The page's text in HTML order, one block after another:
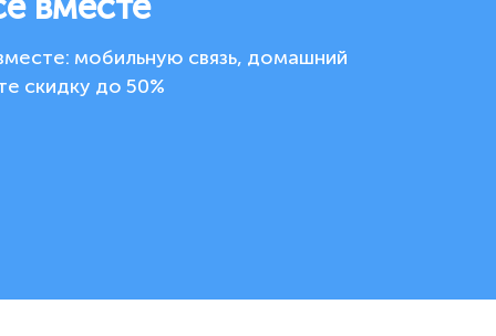
мобильную связь, домашний
скидку до 50%